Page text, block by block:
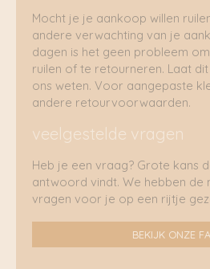
Mocht je je aankoop willen
andere verwachting van je
dagen is het geen probleem
ruilen of te retourneren. Laat
ons weten. Voor aangepaste
andere retourvoorwaarden.
veelgestelde vragen
Heb je een vraag? Grote kans
antwoord vindt. We hebben de
vragen voor je op een rijtje
BEKIJK ONZE